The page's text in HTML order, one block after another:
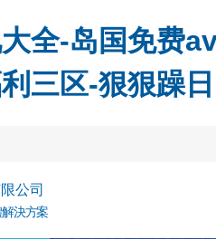
全-岛国免费
三区-狠狠躁
公司
決方案